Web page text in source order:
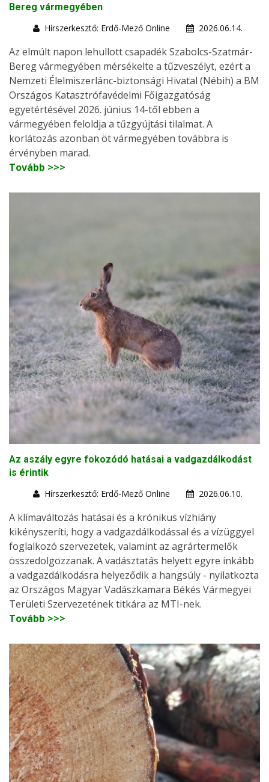
Bereg vármegyében
Hírszerkesztő: Erdő-Mező Online
2026.06.14.
Az elmúlt napon lehullott csapadék Szabolcs-Szatmár-
Bereg vármegyében mérsékelte a tűzveszélyt, ezért a
Nemzeti Élelmiszerlánc-biztonsági Hivatal (Nébih) a BM
Országos Katasztrófavédelmi Főigazgatóság
egyetértésével 2026. június 14-től ebben a
vármegyében feloldja a tűzgyújtási tilalmat. A
korlátozás azonban öt vármegyében továbbra is
érvényben marad.
Tovább >>>
Az aszály egyre fokozódó hatásai a vadgazdálkodást
is érintik
Hírszerkesztő: Erdő-Mező Online
2026.06.10.
A klímaváltozás hatásai és a krónikus vízhiány
kikényszeríti, hogy a vadgazdálkodással és a vízüggyel
foglalkozó szervezetek, valamint az agrártermelők
összedolgozzanak. A vadásztatás helyett egyre inkább
a vadgazdálkodásra helyeződik a hangsúly - nyilatkozta
az Országos Magyar Vadászkamara Békés Vármegyei
Területi Szervezetének titkára az MTI-nek.
Tovább >>>